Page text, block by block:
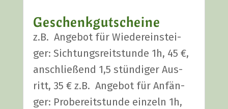
Geschenk­gut­schei­ne
z.B. Ange­bot für Wie­der­ein­stei­
ger: Sich­tungs­reit­stun­de 1h, 45 €,
anschlie­ßend 1,5 stün­di­ger Aus­
ritt, 35 € z.B. Ange­bot für Anfän­
ger: Pro­be­reit­stun­de ein­zeln 1h,